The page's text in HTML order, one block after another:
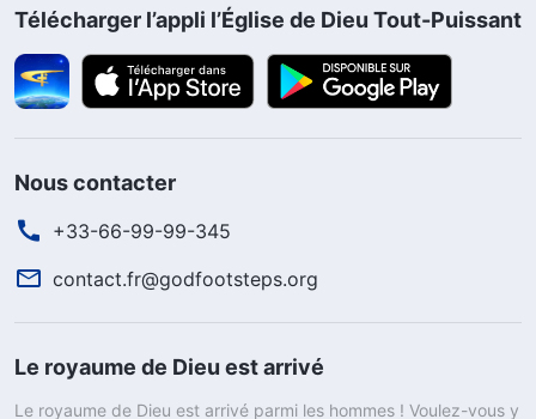
Télécharger l’appli l’Église de Dieu Tout-Puissant
Nous contacter
+33-66-99-99-345
contact.fr@godfootsteps.org
Le royaume de Dieu est arrivé
Le royaume de Dieu est arrivé parmi les hommes ! Voulez-vous y